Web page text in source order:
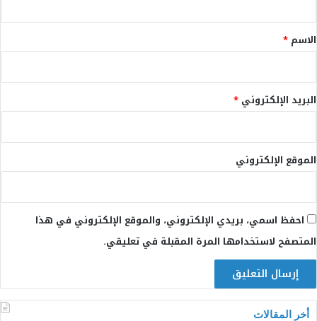
*
الاسم *
البريد الإلكتروني *
الموقع الإلكتروني
احفظ اسمي، بريدي الإلكتروني، والموقع الإلكتروني في هذا
المتصفح لاستخدامها المرة المقبلة في تعليقي.
أخر المقالات